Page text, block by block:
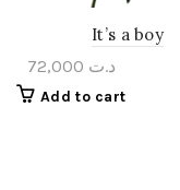
It’s a boy
د.ت
Add to cart